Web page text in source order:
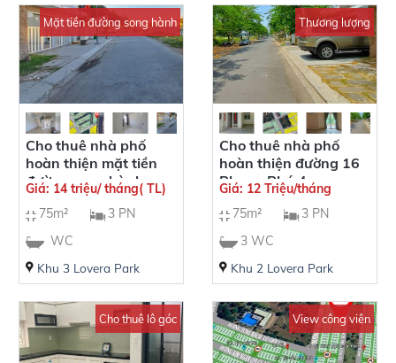
Mặt tiền đường song hành
Cho thuê nhà phố
hoàn thiện mặt tiền
đường song hành
quốc lộ 50 Phong Phú
4
Giá: 14 triệu/ tháng( TL)
75m²
3 PN
WC
Khu 3 Lovera Park
Thương lượng
Cho thuê nhà phố
hoàn thiện đường 16
Phong Phú 4
Giá: 12 Triệu/tháng
75m²
3 PN
3 WC
Khu 2 Lovera Park
Cho thuê lô góc View công viên